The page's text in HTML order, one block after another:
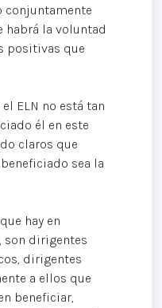
conjuntamente
habrá la voluntad
positivas que
ELN no está tan
él en este
claros que
sea la
hay en
son dirigentes
dirigentes
a ellos que
beneficiar,